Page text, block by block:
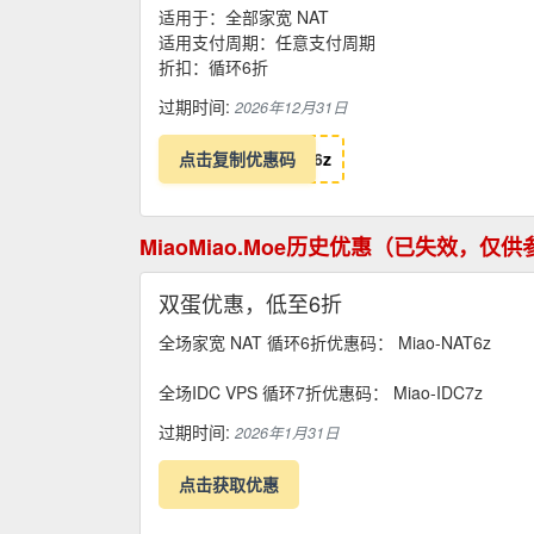
适用于：全部家宽 NAT
适用支付周期：任意支付周期
折扣：循环6折
过期时间: 2026年12月31日
点击复制优惠码 6z
MiaoMiao.Moe历史优惠（已失效，仅供
双蛋优惠，低至6折
全场家宽 NAT 循环6折优惠码： Miao-NAT6z
全场IDC VPS 循环7折优惠码： Miao-IDC7z
过期时间: 2026年1月31日
点击获取优惠